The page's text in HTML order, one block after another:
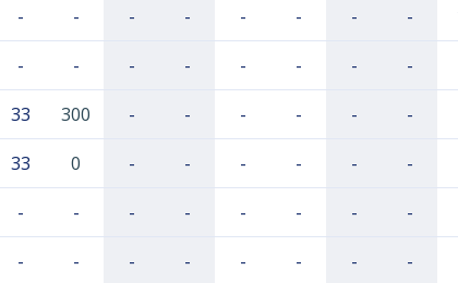
- - - - - - - -
- - - - - - - -
33 300 - - - - - -
33 0 - - - - - -
- - - - - - - -
- - - - - - - -